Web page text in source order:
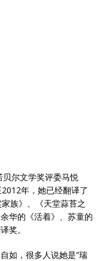
尔文学奖评委马悦
年，她已经翻译了
族》、《天堂蒜苔之
华的《活着》、苏童的
奖。
如，很多人说她是“瑞